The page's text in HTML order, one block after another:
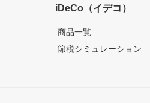
iDeCo（イデコ）
商品一覧
節税シミュレーション